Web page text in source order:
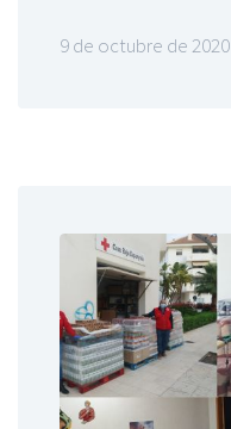
9 de octubre de 2020